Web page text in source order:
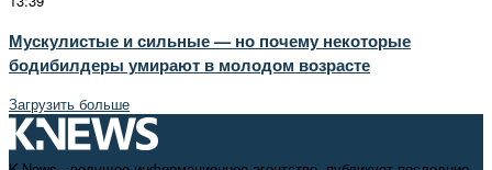
Мускулистые и сильные — но почему некоторые
бодибилдеры умирают в молодом возрасте
Загрузить больше